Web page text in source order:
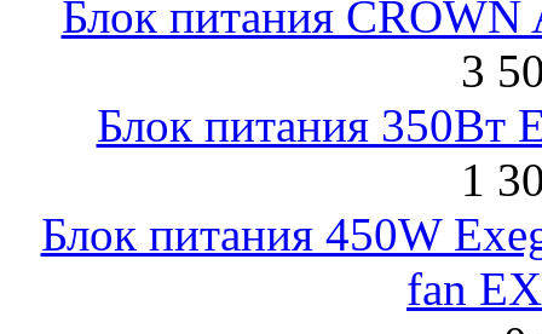
Блок питания
3
Блок питания 350Вт
1
Блок питания 450W
fan